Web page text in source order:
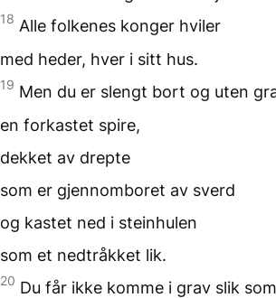
18 Alle folkenes konger hviler
med heder, hver i sitt hus.
19 Men du er slengt bort og uten
en forkastet spire,
dekket av drepte
som er gjennomboret av sverd
og kastet ned i steinhulen
som et nedtråkket lik.
20 Du får ikke komme i grav slik